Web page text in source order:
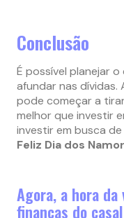
Conclusão
É possível planejar
afundar nas dívidas.
pode começar a
melhor que investir
investir em busca
Feliz Dia dos
Agora, a hora da
finanças do